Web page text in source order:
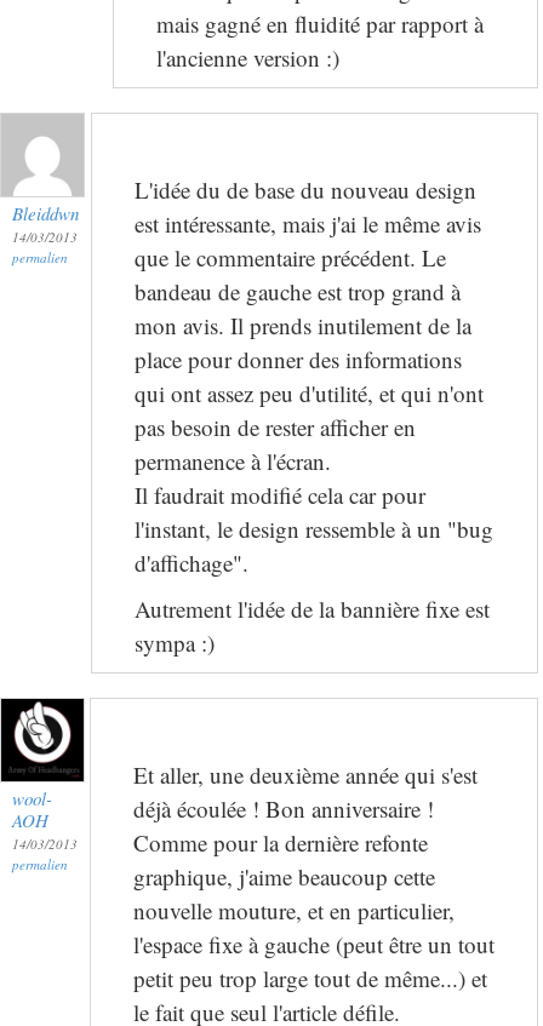
mais gagné en fluidité par rapport à
l'ancienne version :)
Bleiddwn
14/03/2013
permalien
L'idée du de base du nouveau design
est intéressante, mais j'ai le même avis
que le commentaire précédent. Le
bandeau de gauche est trop grand à
mon avis. Il prends inutilement de la
place pour donner des informations
qui ont assez peu d'utilité, et qui n'ont
pas besoin de rester afficher en
permanence à l'écran.
Il faudrait modifié cela car pour
l'instant, le design ressemble à un "bug
d'affichage".
Autrement l'idée de la bannière fixe est
sympa :)
wool-
AOH
14/03/2013
permalien
Et aller, une deuxième année qui s'est
déjà écoulée ! Bon anniversaire !
Comme pour la dernière refonte
graphique, j'aime beaucoup cette
nouvelle mouture, et en particulier,
l'espace fixe à gauche (peut être un tout
petit peu trop large tout de même...) et
le fait que seul l'article défile.